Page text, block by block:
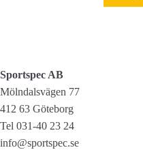
Sportspec AB
Mölndalsvägen 77
412 63 Göteborg
Tel 031-40 23 24
info@sportspec.se